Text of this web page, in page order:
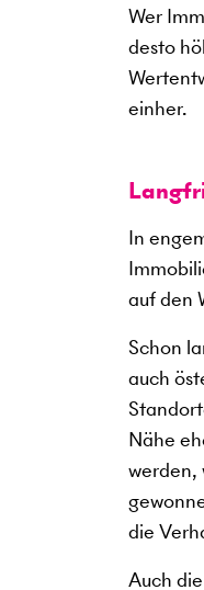
Wer
desto
einher.
In
auf den
Schon
auch
Nähe
werden,
die
Auch